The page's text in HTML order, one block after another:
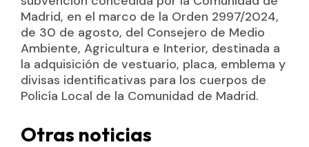
Madrid, en el marco de la Orden 2997/2024,
de 30 de agosto, del Consejero de Medio
Ambiente, Agricultura e Interior, destinada a
la adquisición de vestuario, placa, emblema y
divisas identificativas para los cuerpos de
Policía Local de la Comunidad de Madrid.
Otras noticias